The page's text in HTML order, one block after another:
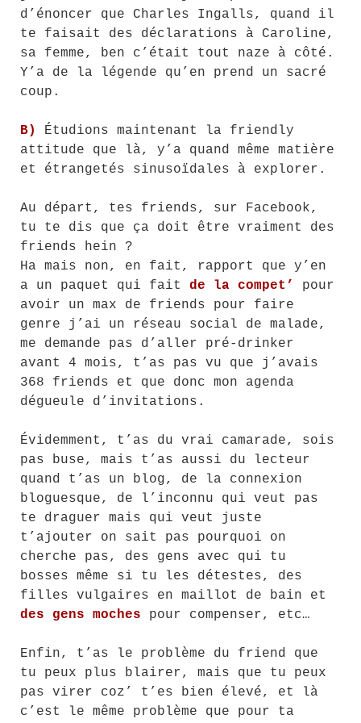
d’énoncer que Charles Ingalls, quand il
te faisait des déclarations à Caroline,
sa femme, ben c’était tout naze à côté.
Y’a de la légende qu’en prend un sacré
coup.
B)
Étudions maintenant la friendly
attitude que là, y’a quand même matière
et étrangetés sinusoïdales à explorer.
Au départ, tes friends, sur Facebook,
tu te dis que ça doit être vraiment des
friends hein ?
Ha mais non, en fait, rapport que y’en
a un paquet qui fait de la compet’
pour
avoir un max de friends pour faire
genre j’ai un réseau social de malade,
me demande pas d’aller pré-drinker
avant 4 mois, t’as pas vu que j’avais
368 friends et que donc mon agenda
dégueule d’invitations.
Évidemment, t’as du vrai camarade, sois
pas buse, mais t’as aussi du lecteur
quand t’as un blog, de la connexion
bloguesque, de l’inconnu qui veut pas
te draguer mais qui veut juste
t’ajouter on sait pas pourquoi on
cherche pas, des gens avec qui tu
bosses même si tu les détestes, des
filles vulgaires en maillot de bain et
des gens moches pour compenser, etc…
Enfin, t’as le problème du friend que
tu peux plus blairer, mais que tu peux
pas virer coz’ t’es bien élevé, et là
c’est le même problème que pour ta